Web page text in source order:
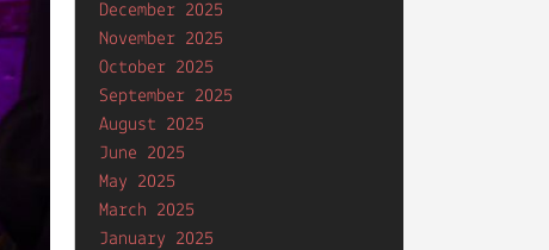
December 2025
November 2025
October 2025
September 2025
August 2025
June 2025
May 2025
March 2025
January 2025